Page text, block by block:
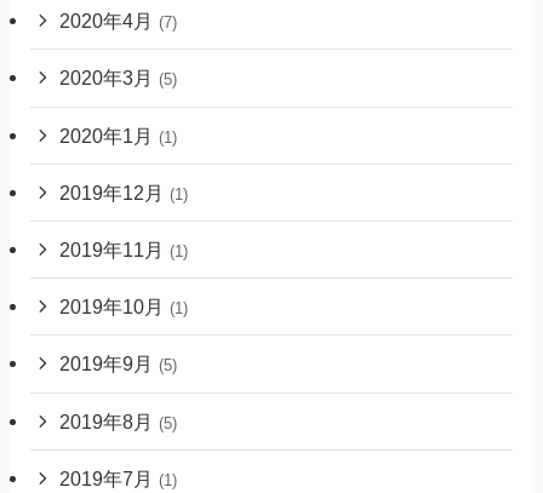
2020年4月 (7)
2020年3月 (5)
2020年1月 (1)
2019年12月 (1)
2019年11月 (1)
2019年10月 (1)
2019年9月 (5)
2019年8月 (5)
2019年7月 (1)